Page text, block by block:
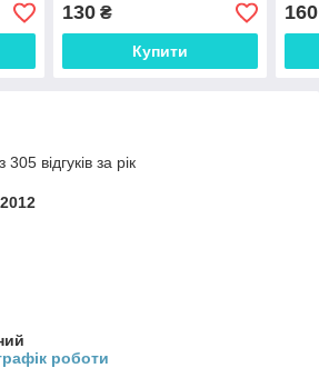
130₴
Купити
160
відгуків за рік
роботи